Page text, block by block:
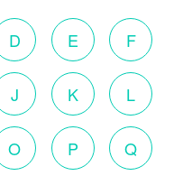
D E F
J K L
O P Q